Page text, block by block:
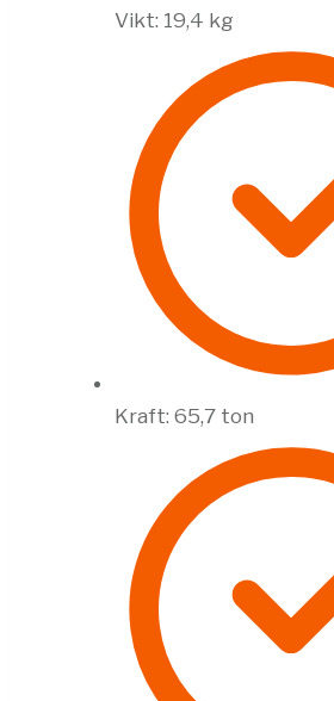
Vikt: 19,4 kg
Kraft: 65,7 ton